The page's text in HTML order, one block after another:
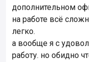
дополнительном
на работе всё
легко.
а вообще я с
работу. но обидно